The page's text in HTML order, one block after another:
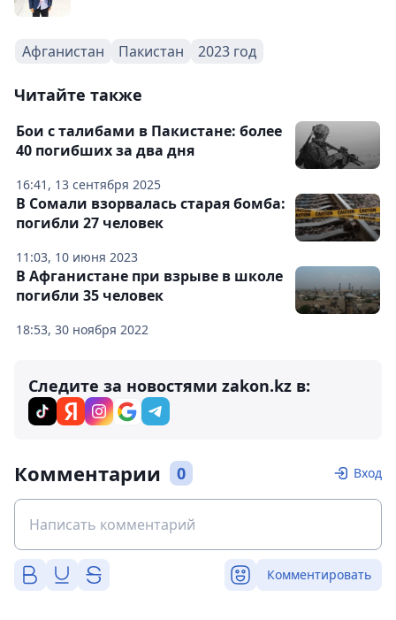
Афганистан Пакистан 2023 год
Читайте также
16:41, 13 сентября 2025
Бои с талибами в Пакистане: более
40 погибших за два дня
11:03, 10 июня 2023
В Сомали взорвалась старая бомба:
погибли 27 человек
18:53, 30 ноября 2022
В Афганистане при взрыве в школе
погибли 35 человек
Следите за новостями zakon.kz в:
Комментарии 0 Вход
Комментировать